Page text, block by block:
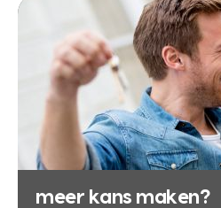
meer kans maken?